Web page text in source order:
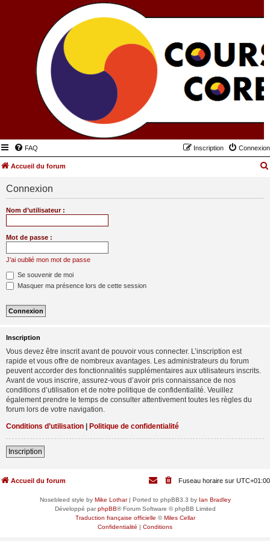
FAQ Connexion
Inscription
Accueil du forum
Connexion
Nom d’utilisateur :
Mot de passe :
J’ai oublié mon mot de passe
Se souvenir de moi
Masquer ma présence lors de cette session
Inscription
Vous devez être inscrit avant de pouvoir vous connecter. L’inscription est
rapide et vous offre de nombreux avantages. Les administrateurs du forum
peuvent accorder des fonctionnalités supplémentaires aux utilisateurs inscrits.
Avant de vous inscrire, assurez-vous d’avoir pris connaissance de nos
conditions d’utilisation et de notre politique de confidentialité. Veuillez
également prendre le temps de consulter attentivement toutes les règles du
forum lors de votre navigation.
Conditions d’utilisation | Politique de confidentialité
Inscription
Accueil du forum Fuseau horaire sur UTC+01:00
Nosebleed style by Mike Lothar| Ported to phpBB3.3 by Ian Bradley
Développé parphpBB® Forum Software © phpBB Limited
Traduction française officielle ©Miles Cellar
Confidentialité | Conditions